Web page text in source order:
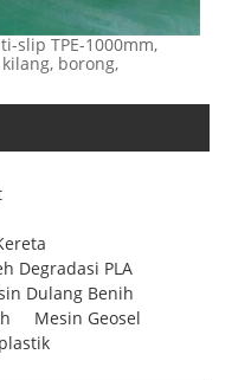
slip TPE-1000mm,
borong,
Degradasi PLA
Dulang Benih
Mesin Geosel